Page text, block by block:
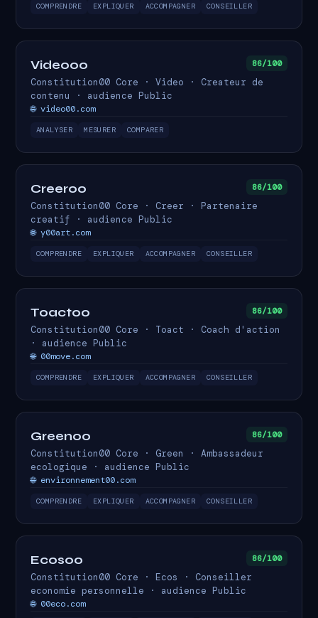
COMPRENDRE EXPLIQUER ACCOMPAGNER CONSEILLER
Video00 86/100
Constitution00 Core · Video · Createur de
contenu · audience Public
🌐 video00.com
ANALYSER MESURER COMPARER
Creer00 86/100
Constitution00 Core · Creer · Partenaire
creatif · audience Public
🌐 y00art.com
COMPRENDRE EXPLIQUER ACCOMPAGNER CONSEILLER
Toact00 86/100
Constitution00 Core · Toact · Coach d'action
· audience Public
🌐 00move.com
COMPRENDRE EXPLIQUER ACCOMPAGNER CONSEILLER
Green00 86/100
Constitution00 Core · Green · Ambassadeur
ecologique · audience Public
🌐 environnement00.com
COMPRENDRE EXPLIQUER ACCOMPAGNER CONSEILLER
Ecos00 86/100
Constitution00 Core · Ecos · Conseiller
economie personnelle · audience Public
🌐 00eco.com